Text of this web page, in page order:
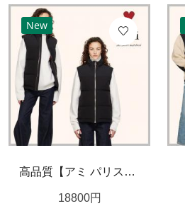
New
高品質【アミ パリス】ブラック Ami de Coeur ダウンベスト
18800円